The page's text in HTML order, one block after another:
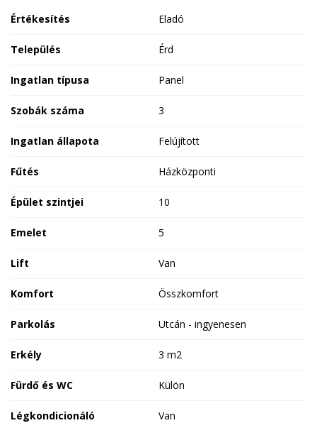
Értékesítés Eladó
Település Érd
Ingatlan típusa Panel
Szobák száma 3
Ingatlan állapota Felújított
Fűtés Házközponti
Épület szintjei 10
Emelet 5
Lift Van
Komfort Összkomfort
Parkolás Utcán - ingyenesen
Erkély 3 m2
Fürdő és WC Külön
Légkondicionáló Van